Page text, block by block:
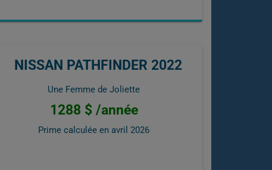
NISSAN PATHFINDER 2022
Une Femme de Joliette
1288 $ /année
Prime calculée en avril 2026